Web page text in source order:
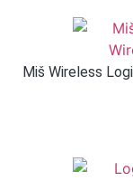
Miš Wireless